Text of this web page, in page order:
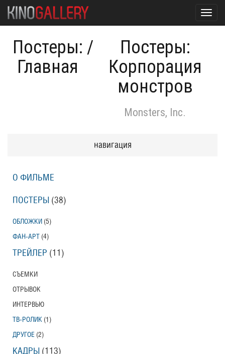
Постеры:
Главная
/
Постеры:
Корпорация
монстров
Monsters, Inc.
навигация
О ФИЛЬМЕ
ПОСТЕРЫ (38)
ОБЛОЖКИ (5)
ФАН-АРТ (4)
ТРЕЙЛЕР (11)
СЪЕМКИ
ОТРЫВОК
ИНТЕРВЬЮ
ТВ-РОЛИК (1)
ДРУГОЕ (2)
КАДРЫ (113)